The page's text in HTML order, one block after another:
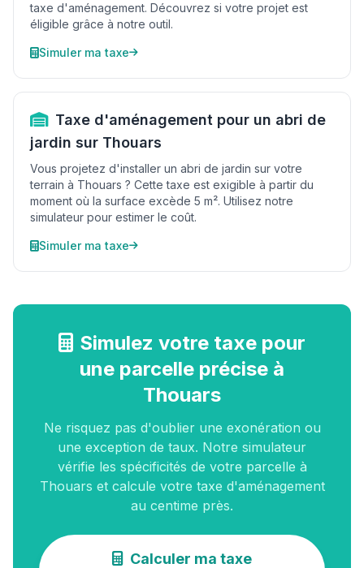
taxe d'aménagement. Découvrez si votre projet est
éligible grâce à notre outil.
Simuler ma taxe
Taxe d'aménagement pour un abri de
jardin sur Thouars
Vous projetez d'installer un abri de jardin sur votre
terrain à Thouars ? Cette taxe est exigible à partir du
moment où la surface excède 5 m². Utilisez notre
simulateur pour estimer le coût.
Simuler ma taxe
Simulez votre taxe pour
une parcelle précise à
Thouars
Ne risquez pas d'oublier une exonération ou
une exception de taux. Notre simulateur
vérifie les spécificités de votre parcelle à
Thouars et calcule votre taxe d'aménagement
au centime près.
Calculer ma taxe